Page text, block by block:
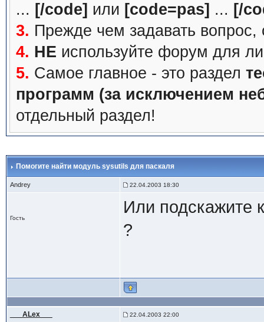
... [/code] или [code=pas] ... [/
3. Прежде чем задавать вопрос,
4. НЕ используйте форум для
5. Самое главное - это раздел
программ (за исключением
отдельный раздел!
Помогите найти модуль sysutils для паскаля
Andrey 22.04.2003 18:30
Гость
Или подскажите
?
___ALex___ 22.04.2003 22:00